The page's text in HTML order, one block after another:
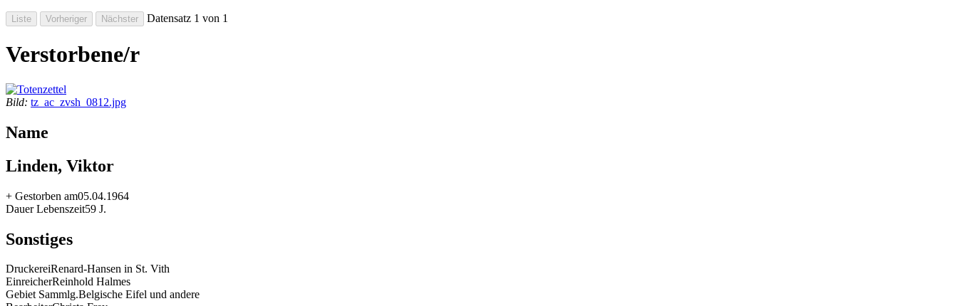
Datensatz 1 von 1
Verstorbene/r
Bild: tz_ac_zvsh_0812.jpg
Name
Linden, Viktor
+ Gestorben am05.04.1964
Dauer Lebenszeit59 J.
Sonstiges
DruckereiRenard-Hansen in St. Vith
EinreicherReinhold Halmes
Gebiet Sammlg.Belgische Eifel und andere